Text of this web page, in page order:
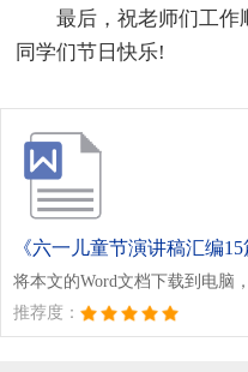
最后，祝老师们工作
同学们节日快乐!
《六一儿童节演讲稿汇编15
将本文的Word文档下载到电脑
推荐度：